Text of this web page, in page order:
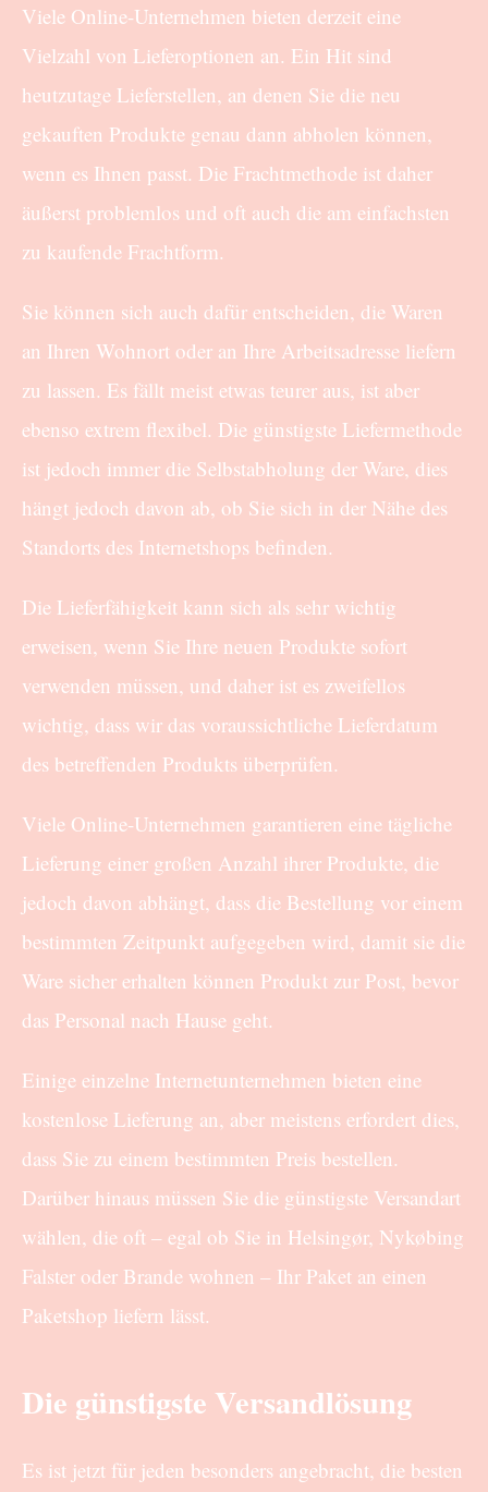
Viele Online-Unternehmen bieten derzeit eine
Vielzahl von Lieferoptionen an. Ein Hit sind
heutzutage Lieferstellen, an denen Sie die neu
gekauften Produkte genau dann abholen können,
wenn es Ihnen passt. Die Frachtmethode ist daher
äußerst problemlos und oft auch die am einfachsten
zu kaufende Frachtform.
Sie können sich auch dafür entscheiden, die Waren
an Ihren Wohnort oder an Ihre Arbeitsadresse liefern
zu lassen. Es fällt meist etwas teurer aus, ist aber
ebenso extrem flexibel. Die günstigste Liefermethode
ist jedoch immer die Selbstabholung der Ware, dies
hängt jedoch davon ab, ob Sie sich in der Nähe des
Standorts des Internetshops befinden.
Die Lieferfähigkeit kann sich als sehr wichtig
erweisen, wenn Sie Ihre neuen Produkte sofort
verwenden müssen, und daher ist es zweifellos
wichtig, dass wir das voraussichtliche Lieferdatum
des betreffenden Produkts überprüfen.
Viele Online-Unternehmen garantieren eine tägliche
Lieferung einer großen Anzahl ihrer Produkte, die
jedoch davon abhängt, dass die Bestellung vor einem
bestimmten Zeitpunkt aufgegeben wird, damit sie die
Ware sicher erhalten können Produkt zur Post, bevor
das Personal nach Hause geht.
Einige einzelne Internetunternehmen bieten eine
kostenlose Lieferung an, aber meistens erfordert dies,
dass Sie zu einem bestimmten Preis bestellen.
Darüber hinaus müssen Sie die günstigste Versandart
wählen, die oft – egal ob Sie in Helsingør, Nykøbing
Falster oder Brande wohnen – Ihr Paket an einen
Paketshop liefern lässt.
Die günstigste Versandlösung
Es ist jetzt für jeden besonders angebracht, die besten